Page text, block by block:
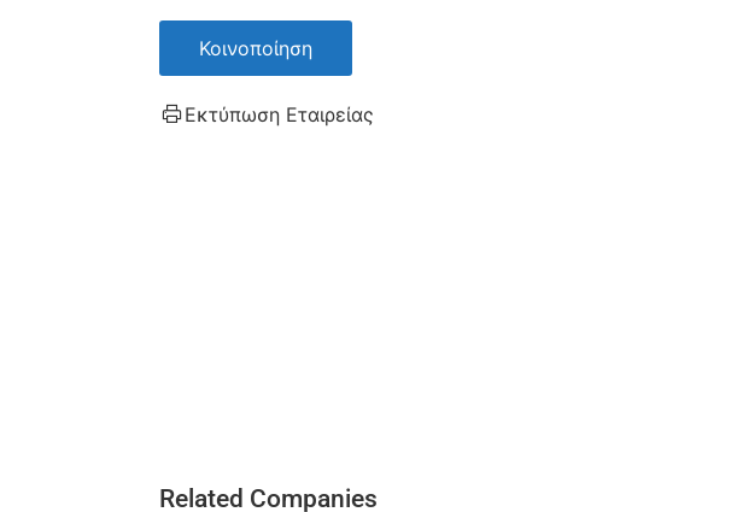
Κοινοποίηση
Εκτύπωση Εταιρείας
Related Companies